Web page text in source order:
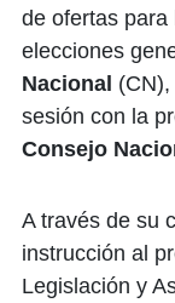
de ofertas
elecciones
Nacional
sesión con la
Consejo
A través de su
instrucción al
Legislación y